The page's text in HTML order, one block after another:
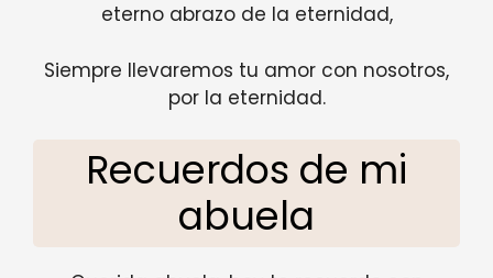
eterno abrazo de la eternidad,
Siempre llevaremos tu amor con nosotros,
por la eternidad.
Recuerdos de mi
abuela